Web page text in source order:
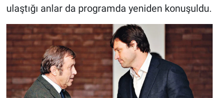
ulaştığı anlar da programda yeniden konuşuldu.